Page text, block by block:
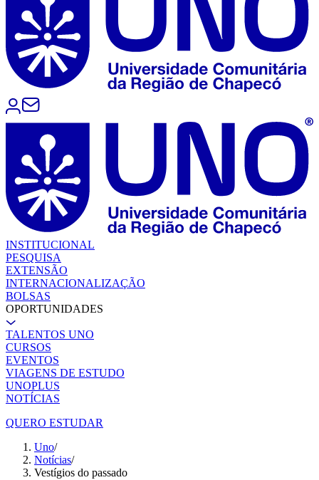
INSTITUCIONAL
PESQUISA
EXTENSÃO
INTERNACIONALIZAÇÃO
BOLSAS
OPORTUNIDADES
TALENTOS UNO
CURSOS
EVENTOS
VIAGENS DE ESTUDO
UNOPLUS
NOTÍCIAS
QUERO ESTUDAR
Uno/
Notícias/
Vestígios do passado